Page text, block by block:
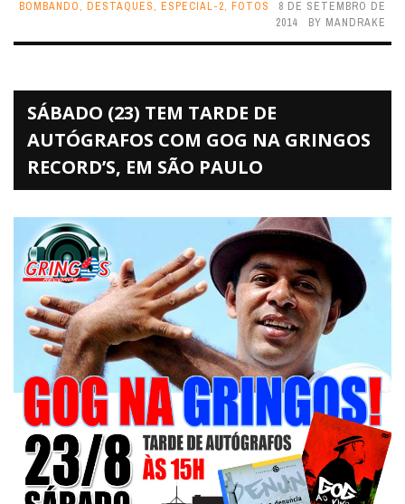
BOMBANDO, DESTAQUES, ESPECIAL-2, FOTOS
8 DE SETEMBRO DE
2014
BY MANDRAKE
SÁBADO (23) TEM TARDE DE
AUTÓGRAFOS COM GOG NA GRINGOS
RECORD’S, EM SÃO PAULO